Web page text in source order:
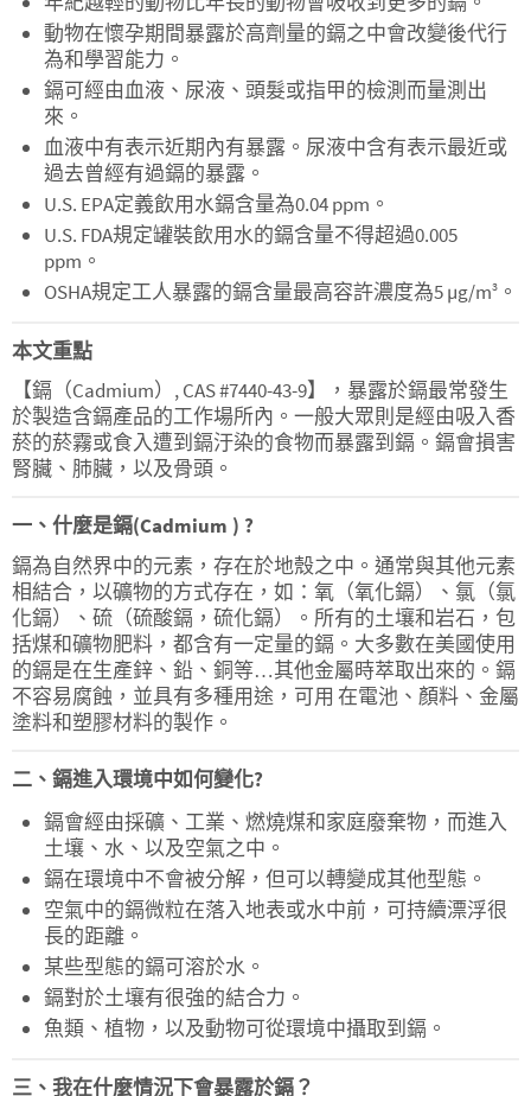
動物在懷孕期間暴露於高劑量的鎘之中會改變後代行
為和學習能力。
鎘可經由血液、尿液、頭髮或指甲的檢測而量測出
來。
血液中有表示近期內有暴露。尿液中含有表示最近或
過去曾經有過鎘的暴露。
U.S. EPA定義飲用水鎘含量為0.04 ppm。
U.S. FDA規定罐裝飲用水的鎘含量不得超過0.005
ppm。
OSHA規定工人暴露的鎘含量最高容許濃度為5 µg/m3 。
本文重點
【鎘（Cadmium）, CAS #7440-43-9】，暴露於鎘最常發生
於製造含鎘產品的工作場所內。一般大眾則是經由吸入香
菸的菸霧或食入遭到鎘汙染的食物而暴露到鎘。鎘會損害
腎臟、肺臟，以及骨頭。
一、什麼是鎘(Cadmium ) ?
鎘為自然界中的元素，存在於地殼之中。通常與其他元素
相結合，以礦物的方式存在，如：氧（氧化鎘）、氯（氯
化鎘）、硫（硫酸鎘，硫化鎘）。所有的土壤和岩石，包
括煤和礦物肥料，都含有一定量的鎘。大多數在美國使用
的鎘是在生產鋅、鉛、銅等…其他金屬時萃取出來的。鎘
不容易腐蝕，並具有多種用途，可用 在電池、顏料、金屬
塗料和塑膠材料的製作。
二、鎘進入環境中如何變化?
鎘會經由採礦、工業、燃燒煤和家庭廢棄物，而進入
土壤、水、以及空氣之中。
鎘在環境中不會被分解，但可以轉變成其他型態。
空氣中的鎘微粒在落入地表或水中前，可持續漂浮很
長的距離。
某些型態的鎘可溶於水。
鎘對於土壤有很強的結合力。
魚類、植物，以及動物可從環境中攝取到鎘。
三、我在什麼情況下會暴露於鎘？